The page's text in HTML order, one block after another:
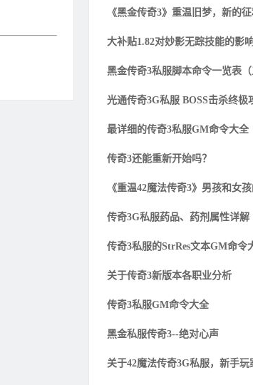
《黑金传奇3》重温旧梦，新的
大补贴1.82对妙影无踪技能的影
黑金传奇3私服脚本命令一览表（
光通传奇3G私服 BOSS击杀终极
最详细的传奇3私服GM命令大全
传奇3还能重新开始吗？
《重温42魔法传奇3》男孩和女
传奇3G私服药品、药剂属性详解
传奇3私服的StrRes文本GM命令
关于传奇3新版本各职业分析
传奇3私服GM命令大全
黑金私服传奇3--绝对心声
关于42魔法传奇3G私服，新手